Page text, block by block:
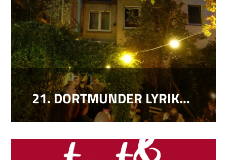
21. DORTMUNDER LYRIKTAG